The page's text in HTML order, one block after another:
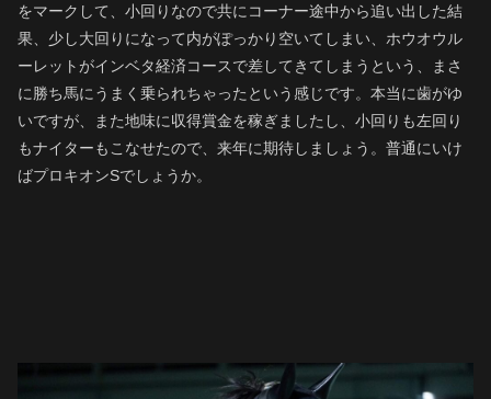
をマークして、小回りなので共にコーナー途中から追い出した結
果、少し大回りになって内がぽっかり空いてしまい、ホウオウル
ーレットがインベタ経済コースで差してきてしまうという、まさ
に勝ち馬にうまく乗られちゃったという感じです。本当に歯がゆ
いですが、また地味に収得賞金を稼ぎましたし、小回りも左回り
もナイターもこなせたので、来年に期待しましょう。普通にいけ
ばプロキオンSでしょうか。